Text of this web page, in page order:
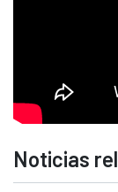
Noticias